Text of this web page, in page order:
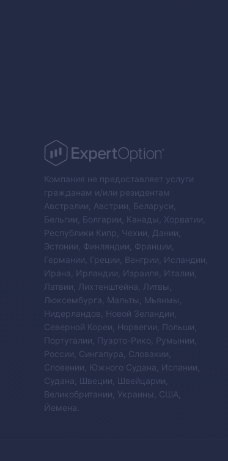
Компания не предоставляет услуги
гражданам и/или резидентам
Австралии, Австрии, Беларуси,
Бельгии, Болгарии, Канады, Хорватии,
Республики Кипр, Чехии, Дании,
Эстонии, Финляндии, Франции,
Германии, Греции, Венгрии, Исландии,
Ирана, Ирландии, Израиля, Италии,
Латвии, Лихтенштейна, Литвы,
Люксембурга, Мальты, Мьянмы,
Нидерландов, Новой Зеландии,
Северной Кореи, Норвегии, Польши,
Португалии, Пуэрто-Рико, Румынии,
России, Сингапура, Словакии,
Словении, Южного Судана, Испании,
Судана, Швеции, Швейцарии,
Великобритании, Украины, США,
Йемена.